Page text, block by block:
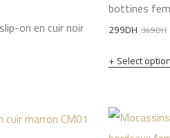
on en cuir noir
bottines
349DH
299DH
Select